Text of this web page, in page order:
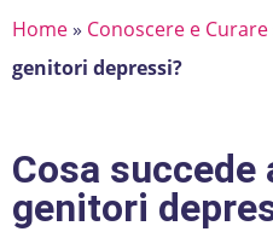
Home» Conoscere e Curare
genitori depressi?
Cosa succede
genitori